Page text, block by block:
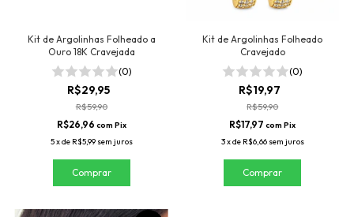
Kit de Argolinhas Folheado a
Ouro 18K Cravejada
(0)
R$29,95
R$59,90
R$26,96 com Pix
5xde R$5,99 sem juros
Kit de Argolinhas Folheado
Cravejado
(0)
R$19,97
R$59,90
R$17,97com Pix
3xde R$6,66 sem juros
Comprar